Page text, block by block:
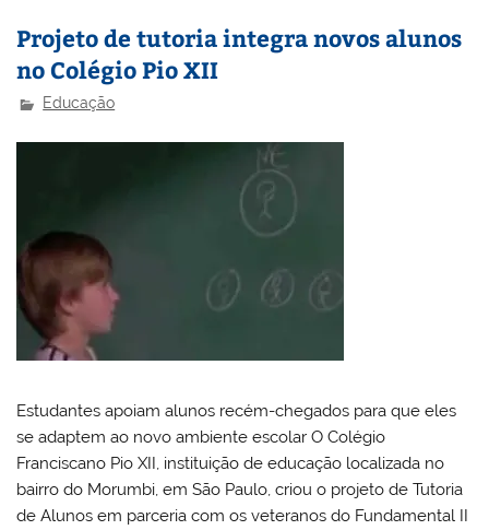
Projeto de tutoria integra novos alunos
no Colégio Pio XII
Educação
Estudantes apoiam alunos recém-chegados para que eles
se adaptem ao novo ambiente escolar O Colégio
Franciscano Pio XII, instituição de educação localizada no
bairro do Morumbi, em São Paulo, criou o projeto de Tutoria
de Alunos em parceria com os veteranos do Fundamental II